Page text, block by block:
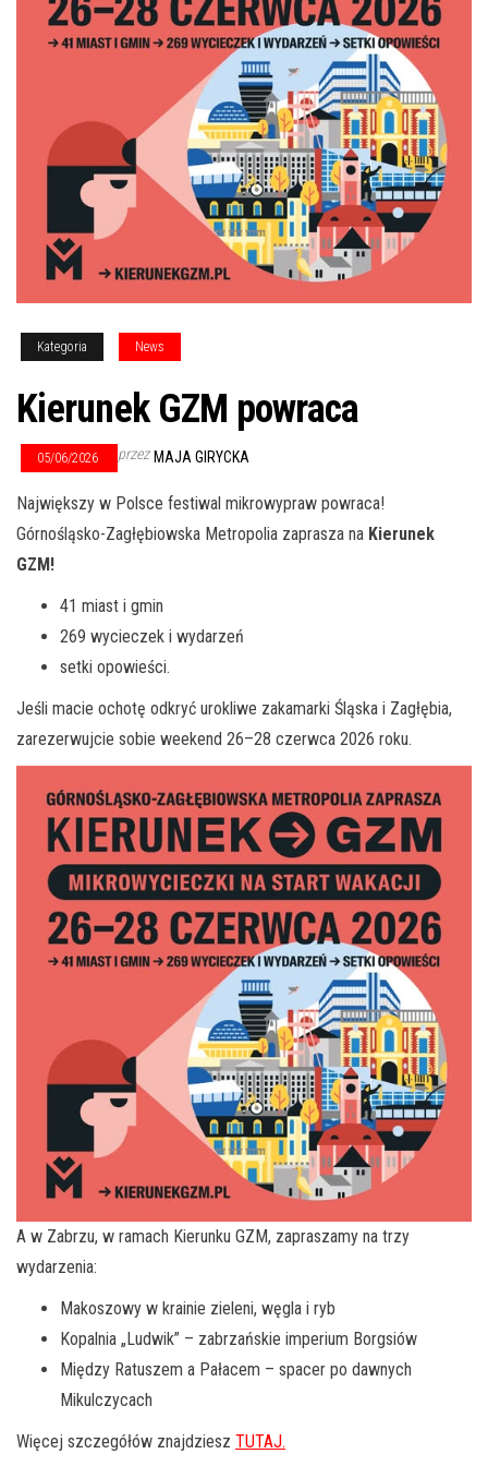
Kategoria News
Kierunek GZM powraca
05/06/2026 przez MAJA GIRYCKA
Największy w Polsce festiwal mikrowypraw powraca!
Górnośląsko-Zagłębiowska Metropolia zaprasza na Kierunek
GZM!
41 miast i gmin
269 wycieczek i wydarzeń
setki opowieści.
Jeśli macie ochotę odkryć urokliwe zakamarki Śląska i Zagłębia,
zarezerwujcie sobie weekend 26–28 czerwca 2026 roku.
A w Zabrzu, w ramach Kierunku GZM, zapraszamy na trzy
wydarzenia:
Makoszowy w krainie zieleni, węgla i ryb
Kopalnia „Ludwik” – zabrzańskie imperium Borgsiów
Między Ratuszem a Pałacem – spacer po dawnych
Mikulczycach
Więcej szczegółów znajdziesz TUTAJ.